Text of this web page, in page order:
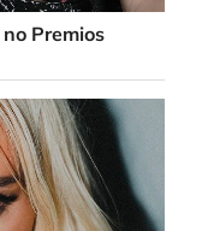
Premios